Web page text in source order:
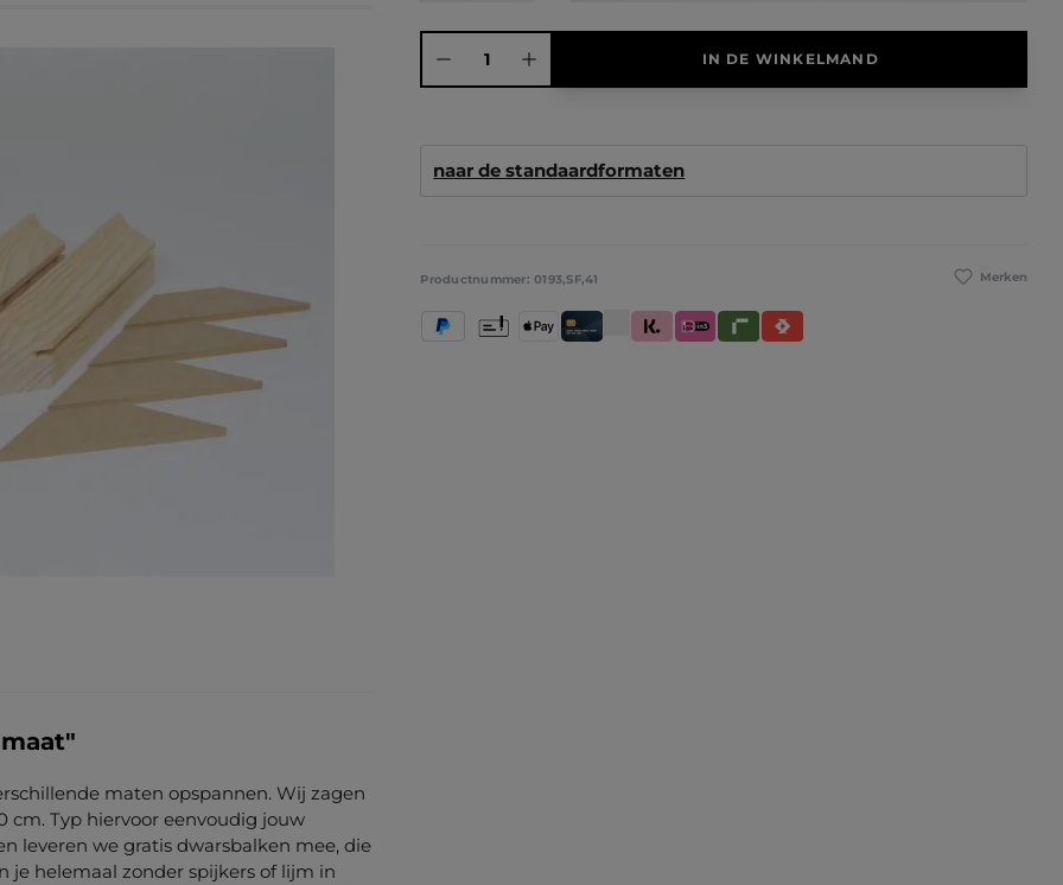
maten opspannen. Wij zagen
cm. Typ hiervoor eenvoudig jouw
leveren we gratis dwarsbalken mee, die
je helemaal zonder spijkers of lijm in
IN DE WINKELMAND
naar de standaardformaten
Merken
Productnummer:0193,SF,41
PayPal Apple PayCreditcard / Betaalpas
Klarna (Achteraf betalen / In delen betalen /
iDeal IN3
RivertySatispay
Vooruitbetaling